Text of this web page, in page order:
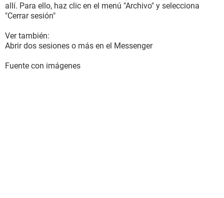
allí. Para ello, haz clic en el menú "Archivo" y selecciona
"Cerrar sesión"
Ver también:
Abrir dos sesiones o más en el Messenger
Fuente con imágenes